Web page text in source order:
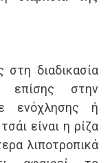
διαδικασία
επίσης στην
ενόχλησης ή
είναι η ρίζα
λιποτροπικά